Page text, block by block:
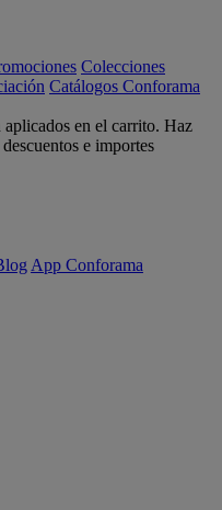
Colecciones
Catálogos Conforama
en el carrito. Haz
e importes
App Conforama